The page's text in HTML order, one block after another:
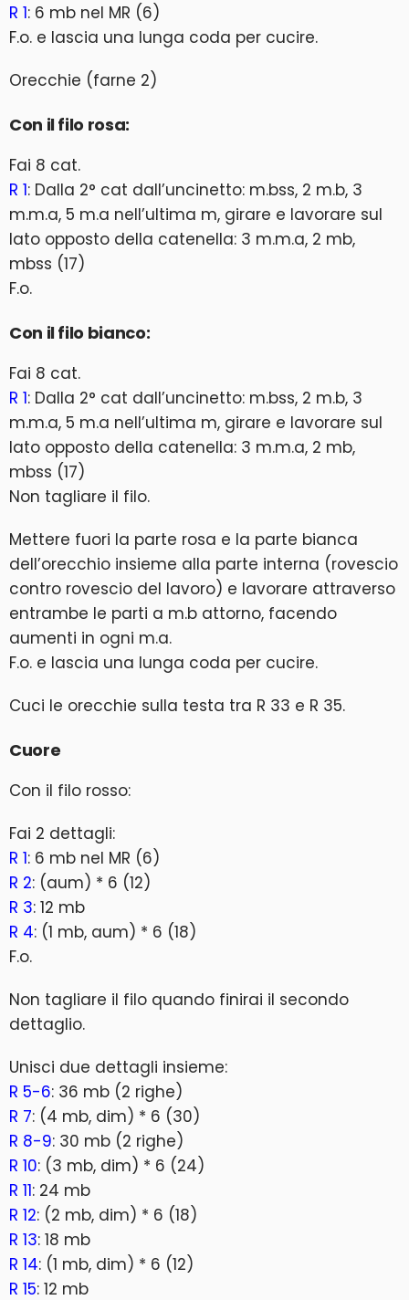
R 1: 6 mb nel MR (6)
F.o. e lascia una lunga coda per cucire.
Orecchie (farne 2)
Con il filo rosa:
Fai 8 cat.
R 1: Dalla 2° cat dall’uncinetto: m.bss, 2 m.b, 3
m.m.a, 5 m.a nell’ultima m, girare e lavorare sul
lato opposto della catenella: 3 m.m.a, 2 mb,
mbss (17)
F.o.
Con il filo bianco:
Fai 8 cat.
R 1: Dalla 2° cat dall’uncinetto: m.bss, 2 m.b, 3
m.m.a, 5 m.a nell’ultima m, girare e lavorare sul
lato opposto della catenella: 3 m.m.a, 2 mb,
mbss (17)
Non tagliare il filo.
Mettere fuori la parte rosa e la parte bianca
dell’orecchio insieme alla parte interna (rovescio
contro rovescio del lavoro) e lavorare attraverso
entrambe le parti a m.b attorno, facendo
aumenti in ogni m.a.
F.o. e lascia una lunga coda per cucire.
Cuci le orecchie sulla testa tra R 33 e R 35.
Cuore
Con il filo rosso:
Fai 2 dettagli:
R 1: 6 mb nel MR (6)
R 2: (aum) * 6 (12)
R 3: 12 mb
R 4: (1 mb, aum) * 6 (18)
F.o.
Non tagliare il filo quando finirai il secondo
dettaglio.
Unisci due dettagli insieme:
R 5-6: 36 mb (2 righe)
R 7: (4 mb, dim) * 6 (30)
R 8-9: 30 mb (2 righe)
R 10: (3 mb, dim) * 6 (24)
R 11: 24 mb
R 12: (2 mb, dim) * 6 (18)
R 13: 18 mb
R 14: (1 mb, dim) * 6 (12)
R 15: 12 mb